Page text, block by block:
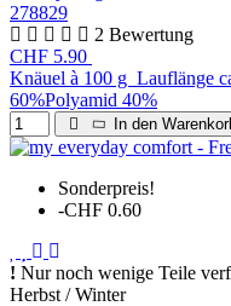
278829
2 Bewertung
CHF 5.90
Knäuel à 100 g Lauflänge
60%Polyamid 40%
In den
Sonderpreis!
-CHF 0.60
Nur noch wenige Teile
Herbst / Winter